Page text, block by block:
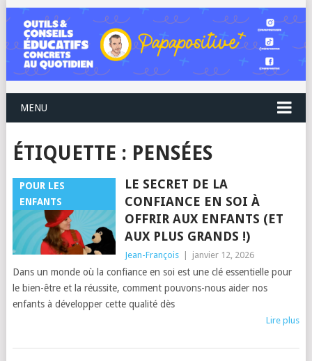
MENU
ÉTIQUETTE : PENSÉES
POUR LES
ENFANTS
LE SECRET DE LA
CONFIANCE EN SOI À
OFFRIR AUX ENFANTS (ET
AUX PLUS GRANDS !)
Jean-François janvier 12, 2026
Dans un monde où la confiance en soi est une clé essentielle pour
le bien-être et la réussite, comment pouvons-nous aider nos
enfants à développer cette qualité dès
Lire plus